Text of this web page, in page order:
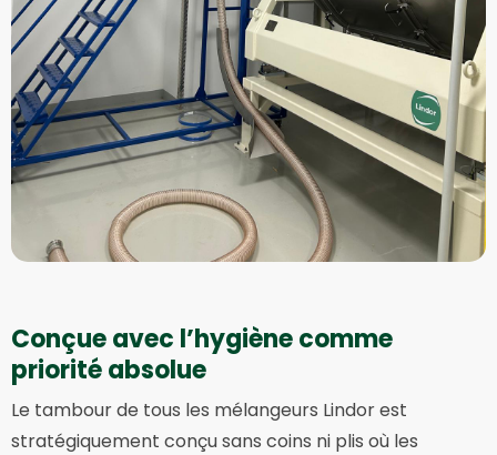
Conçue avec l’hygiène comme
priorité absolue
Le tambour de tous les mélangeurs Lindor est
stratégiquement conçu sans coins ni plis où les